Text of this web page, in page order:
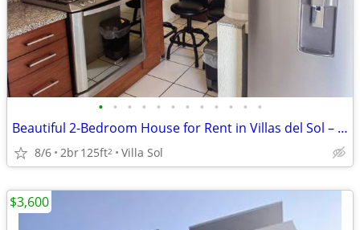
• • • • • • • • • • • •
Beautiful 2-Bedroom House for Rent in Villas del Sol – Puerto Vallarta
8/6 2br125ft2 Villa Sol
$3,600